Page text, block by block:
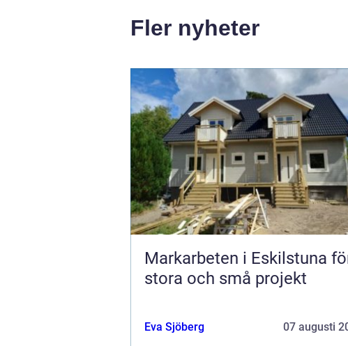
Fler nyheter
Markarbeten i Eskilstuna
stora och små projekt
Eva Sjöberg 07 augusti